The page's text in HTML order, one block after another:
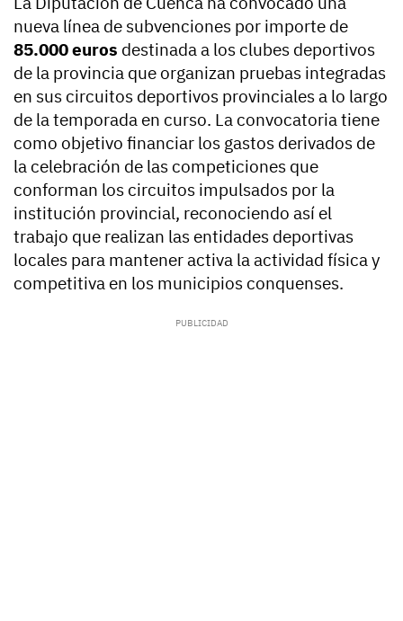
nueva línea de subvenciones por importe de
85.000 euros destinada a los clubes deportivos
de la provincia que organizan pruebas integradas
en sus circuitos deportivos provinciales a lo largo
de la temporada en curso. La convocatoria tiene
como objetivo financiar los gastos derivados de
la celebración de las competiciones que
conforman los circuitos impulsados por la
institución provincial, reconociendo así el
trabajo que realizan las entidades deportivas
locales para mantener activa la actividad física y
competitiva en los municipios conquenses.